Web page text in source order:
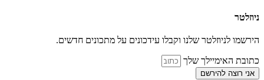
ניוזלטר
הירשמו לניוזלטר שלנו וקבלו עידכונים על מתכונים חדשים.
כתובת האימיילך שלך
אני רוצה להירשם